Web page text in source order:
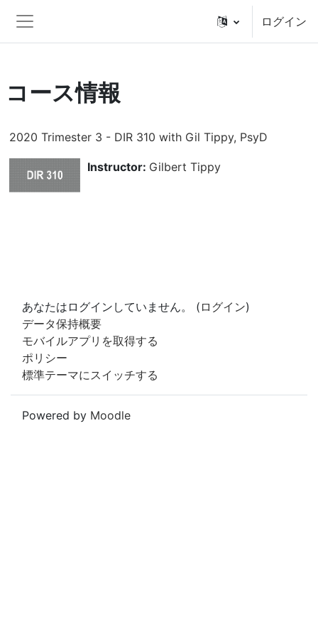
サイドパネル
ログイン
コース情報
2020 Trimester 3 - DIR 310 with Gil Tippy, PsyD
Instructor: Gilbert Tippy
あなたはログインしていません。 ( ログイン)
データ保持概要
モバイルアプリを取得する
ポリシー
標準テーマにスイッチする
Powered by Moodle